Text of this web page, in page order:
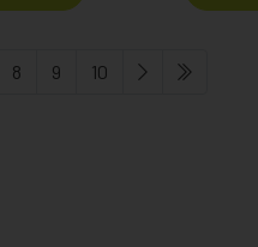
8 9 10